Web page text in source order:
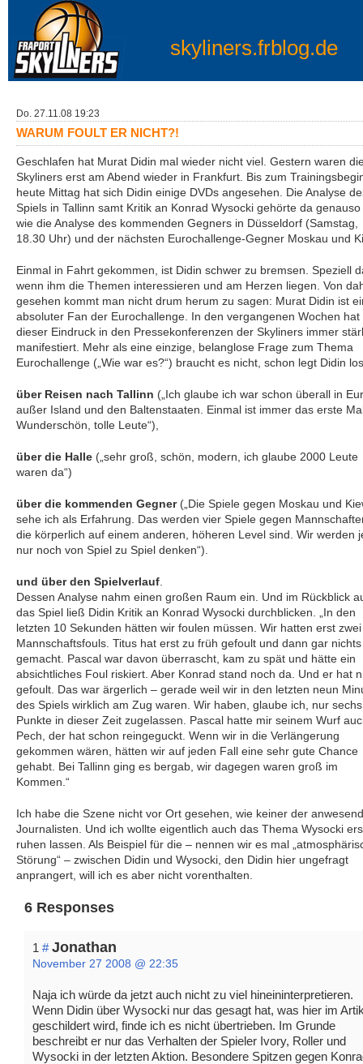
skyliners.frblog.de
Do. 27.11.08 19:23
WARUM FOULT ER NICHT?!
Geschlafen hat Murat Didin mal wieder nicht viel. Gestern waren
Skyliners erst am Abend wieder in Frankfurt. Bis zum
heute Mittag hat sich Didin einige DVDs angesehen. Die Analyse
Spiels in Tallinn samt Kritik an Konrad Wysocki gehörte da genauso
wie die Analyse des kommenden Gegners in Düsseldorf (Samstag,
18.30 Uhr) und der nächsten Eurochallenge-Gegner Moskau und
Einmal in Fahrt gekommen, ist Didin schwer zu bremsen. Speziell
wenn ihm die Themen interessieren und am Herzen liegen. Von
gesehen kommt man nicht drum herum zu sagen: Murat Didin ist
absoluter Fan der Eurochallenge. In den vergangenen Wochen hat
dieser Eindruck in den Pressekonferenzen der Skyliners immer
manifestiert. Mehr als eine einzige, belanglose Frage zum Thema
Eurochallenge („Wie war es?“) braucht es nicht, schon legt Didin
über Reisen nach Tallinn („Ich glaube ich war schon überall in
außer Island und den Baltenstaaten. Einmal ist immer das erste
Wunderschön, tolle Leute“),
über die Halle („sehr groß, schön, modern, ich glaube 2000 Leute
waren da“)
über die kommenden Gegner („Die Spiele gegen Moskau und
sehe ich als Erfahrung. Das werden vier Spiele gegen
die körperlich auf einem anderen, höheren Level sind. Wir werden
nur noch von Spiel zu Spiel denken“).
und über den Spielverlauf.
Dessen Analyse nahm einen großen Raum ein. Und im Rückblick
das Spiel ließ Didin Kritik an Konrad Wysocki durchblicken. „In den
letzten 10 Sekunden hätten wir foulen müssen. Wir hatten erst zwei
Mannschaftsfouls. Titus hat erst zu früh gefoult und dann gar nichts
gemacht. Pascal war davon überrascht, kam zu spät und hätte ein
absichtliches Foul riskiert. Aber Konrad stand noch da. Und er hat
gefoult. Das war ärgerlich – gerade weil wir in den letzten neun
des Spiels wirklich am Zug waren. Wir haben, glaube ich, nur sechs
Punkte in dieser Zeit zugelassen. Pascal hatte mir seinem Wurf
Pech, der hat schon reingeguckt. Wenn wir in die Verlängerung
gekommen wären, hätten wir auf jeden Fall eine sehr gute Chance
gehabt. Bei Tallinn ging es bergab, wir dagegen waren groß im
Kommen.“
Ich habe die Szene nicht vor Ort gesehen, wie keiner der
Journalisten. Und ich wollte eigentlich auch das Thema Wysocki
ruhen lassen. Als Beispiel für die – nennen wir es mal
Störung“ – zwischen Didin und Wysocki, den Didin hier ungefragt
anprangert, will ich es aber nicht vorenthalten.
6 Responses
1 # Jonathan
November 27 2008 @ 22:35
Naja ich würde da jetzt auch nicht zu viel hineininterpretieren.
Wenn Didin über Wysocki nur das gesagt hat, was hier im
geschildert wird, finde ich es nicht übertrieben. Im Grunde
beschreibt er nur das Verhalten der Spieler Ivory, Roller und
Wysocki in der letzten Aktion. Besondere Spitzen gegen